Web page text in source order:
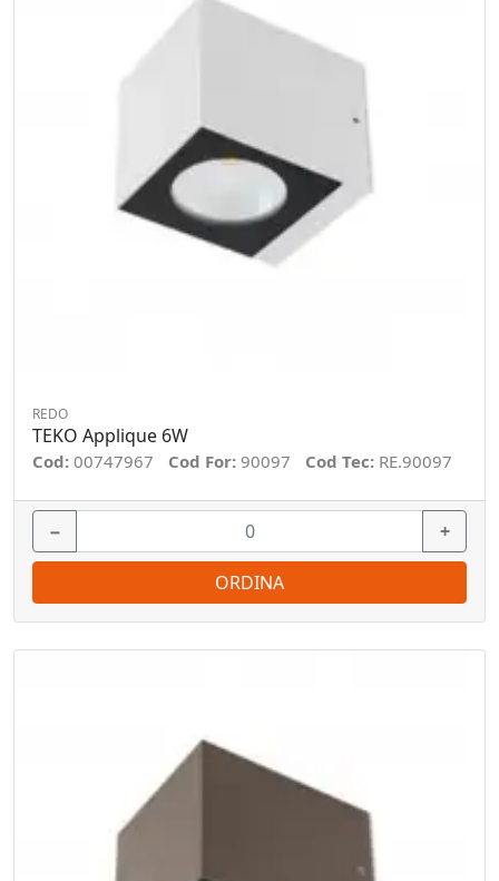
REDO
TEKO Applique 6W
Cod: 00747967 Cod For: 90097 Cod Tec: RE.90097
− +
ORDINA